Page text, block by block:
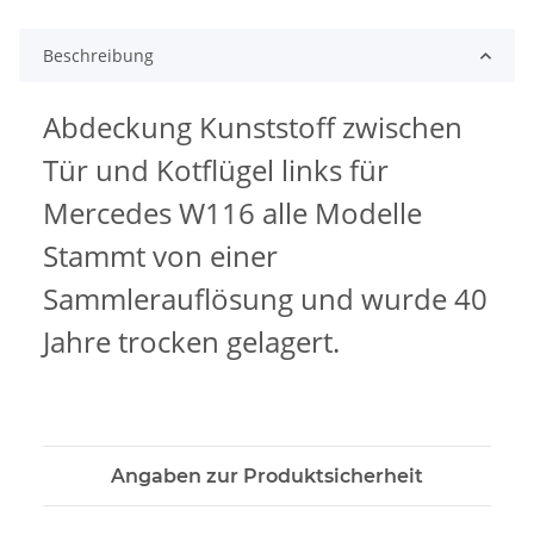
Beschreibung
Abdeckung Kunststoff zwischen
Tür und Kotflügel links für
Mercedes W116 alle Modelle
Stammt von einer
Sammlerauflösung und wurde 40
Jahre trocken gelagert.
Angaben zur Produktsicherheit